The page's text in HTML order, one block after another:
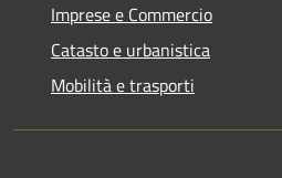
Imprese e Commercio
Catasto e urbanistica
Mobilità e trasporti